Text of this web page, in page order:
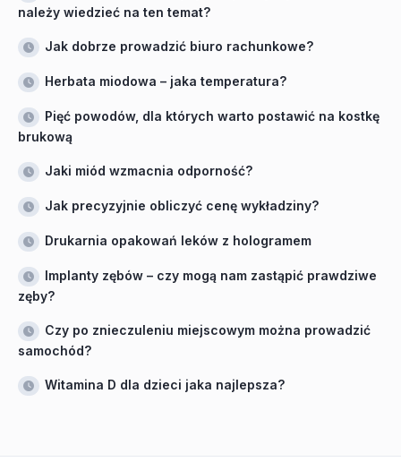
należy wiedzieć na ten temat?
Jak dobrze prowadzić biuro rachunkowe?
Herbata miodowa – jaka temperatura?
Pięć powodów, dla których warto postawić na kostkę
brukową
Jaki miód wzmacnia odporność?
Jak precyzyjnie obliczyć cenę wykładziny?
Drukarnia opakowań leków z hologramem
Implanty zębów – czy mogą nam zastąpić prawdziwe
zęby?
Czy po znieczuleniu miejscowym można prowadzić
samochód?
Witamina D dla dzieci jaka najlepsza?